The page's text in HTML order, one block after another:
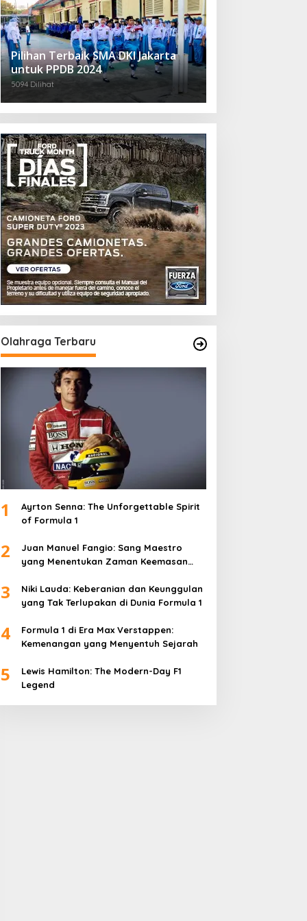
Pilihan Terbaik SMA DKI Jakarta
untuk PPDB 2024
5094 Dilihat
Olahraga Terbaru
1
Ayrton Senna: The Unforgettable Spirit
of Formula 1
2
Juan Manuel Fangio: Sang Maestro
yang Menentukan Zaman Keemasan
3
Niki Lauda: Keberanian dan Keunggulan
yang Tak Terlupakan di Dunia Formula 1
4
Formula 1 di Era Max Verstappen:
Kemenangan yang Menyentuh Sejarah
5
Lewis Hamilton: The Modern-Day F1
Legend